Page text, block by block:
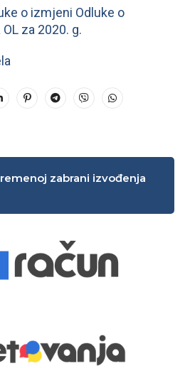
o izmjeni Odluke o
za 2020. g.
zabrani izvođenja